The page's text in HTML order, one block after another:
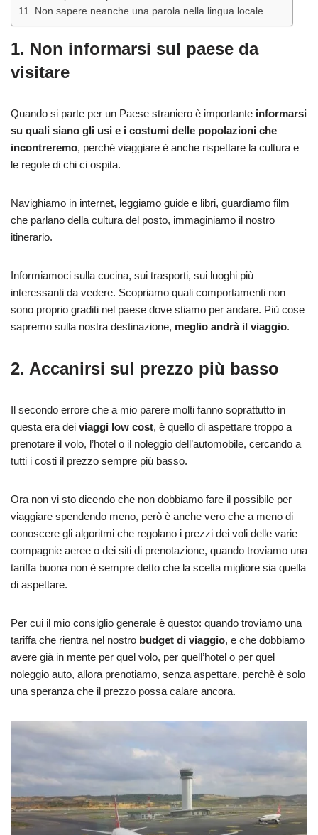
11. Non sapere neanche una parola nella lingua locale
1. Non informarsi sul paese da
visitare
Quando si parte per un Paese straniero è importante informarsi
su quali siano gli usi e i costumi delle popolazioni che
incontreremo, perché viaggiare è anche rispettare la cultura e
le regole di chi ci ospita.
Navighiamo in internet, leggiamo guide e libri, guardiamo film
che parlano della cultura del posto, immaginiamo il nostro
itinerario.
Informiamoci sulla cucina, sui trasporti, sui luoghi più
interessanti da vedere. Scopriamo quali comportamenti non
sono proprio graditi nel paese dove stiamo per andare. Più cose
sapremo sulla nostra destinazione, meglio andrà il viaggio.
2. Accanirsi sul prezzo più basso
Il secondo errore che a mio parere molti fanno soprattutto in
questa era dei viaggi low cost, è quello di aspettare troppo a
prenotare il volo, l’hotel o il noleggio dell’automobile, cercando a
tutti i costi il prezzo sempre più basso.
Ora non vi sto dicendo che non dobbiamo fare il possibile per
viaggiare spendendo meno, però è anche vero che a meno di
conoscere gli algoritmi che regolano i prezzi dei voli delle varie
compagnie aeree o dei siti di prenotazione, quando troviamo una
tariffa buona non è sempre detto che la scelta migliore sia quella
di aspettare.
Per cui il mio consiglio generale è questo: quando troviamo una
tariffa che rientra nel nostro budget di viaggio, e che dobbiamo
avere già in mente per quel volo, per quell’hotel o per quel
noleggio auto, allora prenotiamo, senza aspettare, perchè è solo
una speranza che il prezzo possa calare ancora.